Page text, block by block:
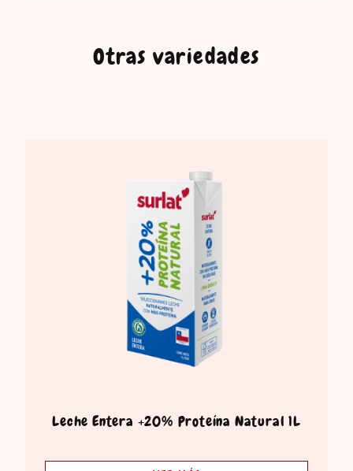
Otras variedades
Leche Entera +20% Proteína Natural 1L